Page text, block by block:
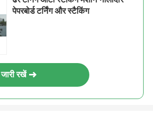
पेपरबोर्ड टर्निंग और स्टैकिंग
जारी रखें